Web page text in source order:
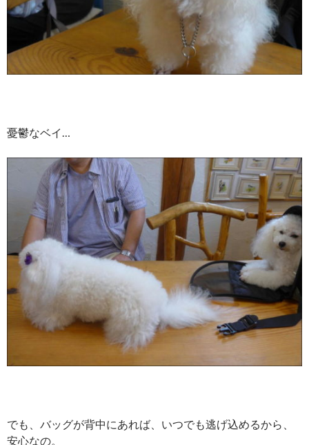
憂鬱なベイ…
でも、バッグが背中にあれば、いつでも逃げ込めるから、
安心なの。